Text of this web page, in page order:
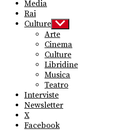
Media
Rai
Culture Show
sub
menu
Arte
Cinema
Culture
Libridine
Musica
Teatro
Interviste
Newsletter
X
Facebook